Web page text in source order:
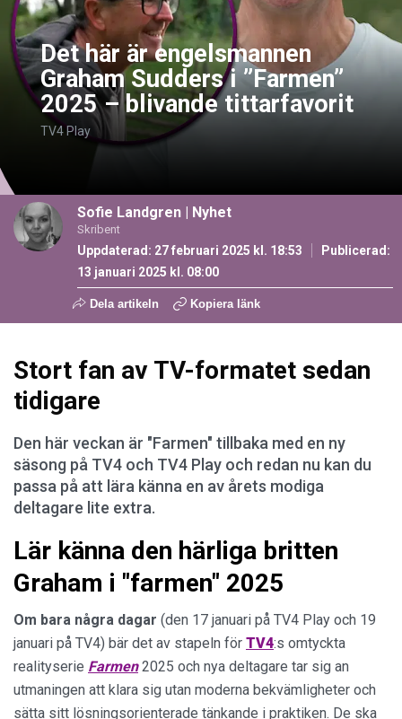
Det här är engelsmannen
Graham Sudders i ”Farmen”
2025 – blivande tittarfavorit
TV4 Play
Sofie Landgren | Nyhet
Skribent
Uppdaterad: 27 februari 2025 kl. 18:53
Publicerad:
13 januari 2025 kl. 08:00
Dela artikeln Kopiera länk
Stort fan av TV-formatet sedan
tidigare
Den här veckan är "Farmen" tillbaka med en ny
säsong på TV4 och TV4 Play och redan nu kan du
passa på att lära känna en av årets modiga
deltagare lite extra.
Lär känna den härliga britten
Graham i "farmen" 2025
Om bara några dagar (den 17 januari på TV4 Play och 19
januari på TV4) bär det av stapeln för TV4:s omtyckta
realityserie Farmen2025 och nya deltagare tar sig an
utmaningen att klara sig utan moderna bekvämligheter och
sätta sitt lösningsorienterade tänkande i praktiken. De ska